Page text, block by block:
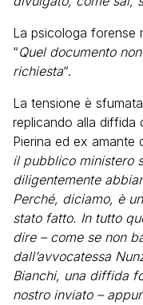
La psicologa forense
“Quel documento
richiesta“.
La tensione è
replicando alla diffida
Pierina ed ex amante
il pubblico ministero
diligentemente
Perché, diciamo, è
stato fatto. In tutto
dire – come se non
dall’avvocatessa
Bianchi, una diffida
nostro inviato –